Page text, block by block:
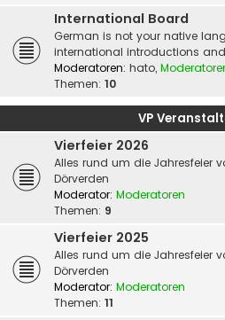
International Board
German is not your native
international introductions
Moderatoren: hato,
Themen: 10
VP
Vierfeier 2026
Alles rund um die Jahresfeier
Dörverden
Moderator: Moderatoren
Themen: 9
Vierfeier 2025
Alles rund um die Jahresfeier
Dörverden
Moderator: Moderatoren
Themen: 11